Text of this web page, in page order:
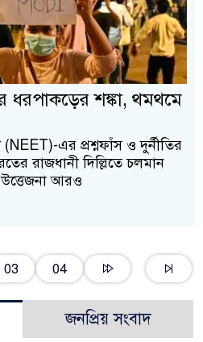
ধরপাকড়ের শঙ্কা, থমথমে
(NEET)-এর প্রশ্নফাঁস ও দুর্নীতির
রাজধানী দিল্লিতে চলমান
উত্তেজনা আরও
03 04
জনপ্রিয় সংবাদ